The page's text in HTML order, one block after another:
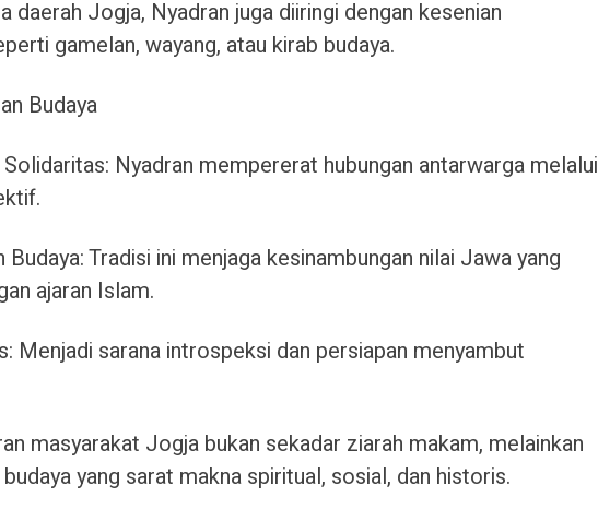
daerah Jogja, Nyadran juga diiringi dengan kesenian
gamelan, wayang, atau kirab budaya.
Budaya
Nyadran mempererat hubungan antarwarga melalui
Tradisi ini menjaga kesinambungan nilai Jawa yang
ajaran Islam.
Menjadi sarana introspeksi dan persiapan menyambut
masyarakat Jogja bukan sekadar ziarah makam, melainkan
yang sarat makna spiritual, sosial, dan historis.